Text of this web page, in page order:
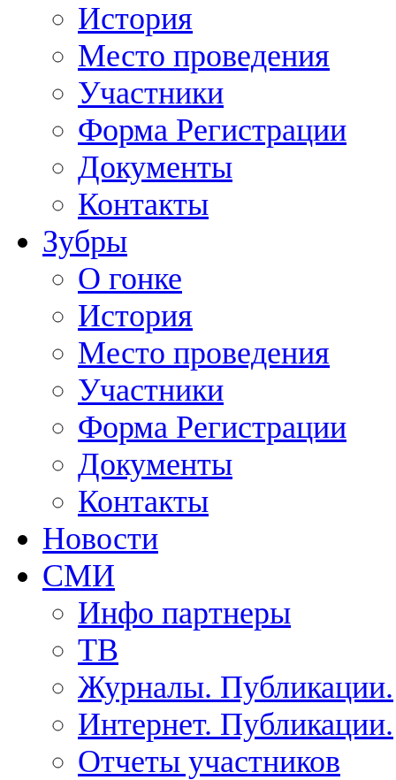
История
Место проведения
Участники
Форма Регистрации
Документы
Контакты
Зубры
О гонке
История
Место проведения
Участники
Форма Регистрации
Документы
Контакты
Новости
СМИ
Инфо партнеры
ТВ
Журналы. Публикации.
Интернет. Публикации.
Отчеты участников